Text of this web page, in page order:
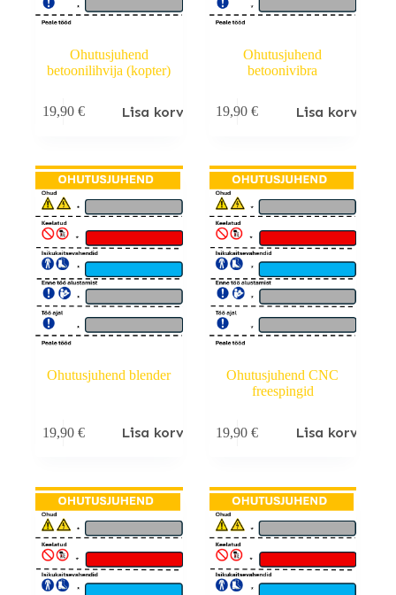
Ohutusjuhend
betoonilihvija (kopter)
19,90 € Lisa korvi
Ohutusjuhend
betoonivibra
19,90€ Lisa korvi
Ohutusjuhend blender
19,90 € Lisa korvi
Ohutusjuhend CNC
freespingid
19,90€ Lisa korvi